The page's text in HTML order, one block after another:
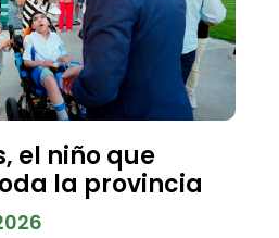
el niño que
la provincia